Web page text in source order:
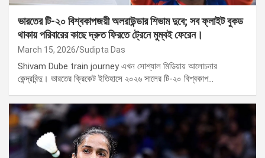
ভারতের টি-২০ বিশ্বকাপজয়ী অলরাউন্ডার শিভাম দুবে; সব ফ্লাইট বুকড
থাকায় পরিবারের কাছে দ্রুত ফিরতে ট্রেনে মুম্বই ফেরেন।
March 15, 2026 Sudipta Das
Shivam Dube train journey এখন সোশ্যাল মিডিয়ায় আলোচনার
কেন্দ্রবিন্দু। ভারতের ক্রিকেট ইতিহাসে ২০২৬ সালের টি-২০ বিশ্বকাপ…